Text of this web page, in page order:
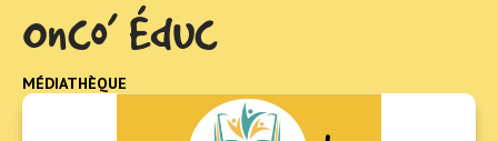
Onco’ Éduc
MÉDIATHÈQUE